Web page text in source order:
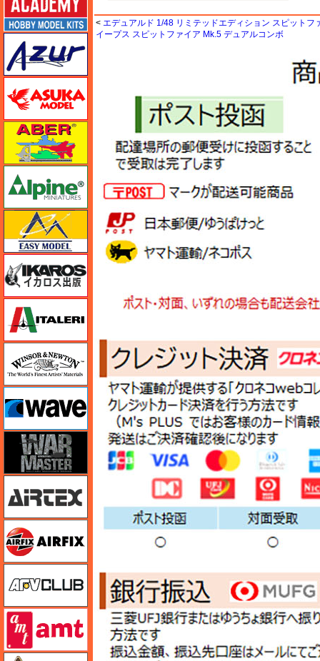
< エデュアルド 1/48 リミテッドエディション スピットフ
イープス スピットファイア Mk.5 デュアルコンボ
アズール
アルパイン
イージーモデル
イカロス出版
ウインザー＆ニュートン
ウェーブ
ウォーマスターズ
エアフィックス
AFVクラブ
エース